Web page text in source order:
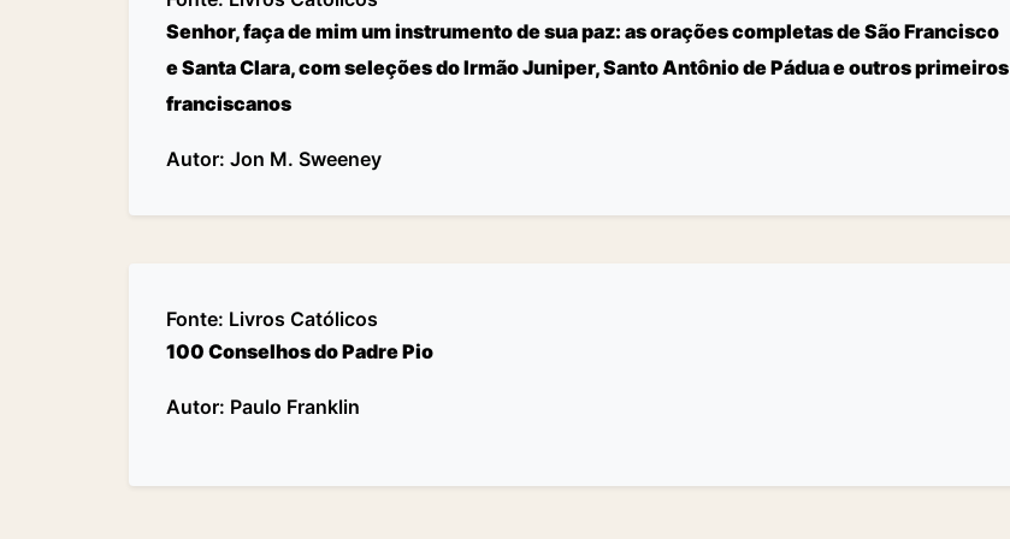
Senhor, faça de mim um instrumento de sua paz: as orações completas de São Francisco
e Santa Clara, com seleções do Irmão Juniper, Santo Antônio de Pádua e outros primeiros
franciscanos
Autor: Jon M. Sweeney
Fonte: Livros Católicos
100 Conselhos do Padre Pio
Autor: Paulo Franklin